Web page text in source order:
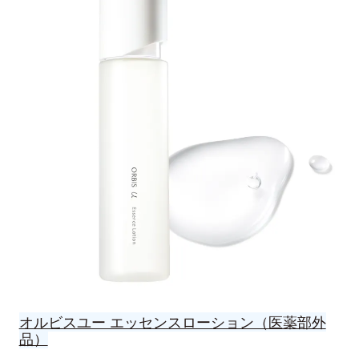
オルビスユー エッセンスローション（医薬部外
品）